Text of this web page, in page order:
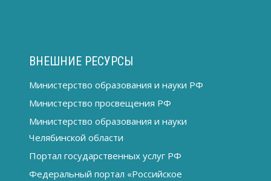
ВНЕШНИЕ РЕСУРСЫ
Министерство образования и науки РФ
Министерство просвещения РФ
Министерство образования и науки
Челябинской области
Портал государственных услуг РФ
Федеральный портал «Российское